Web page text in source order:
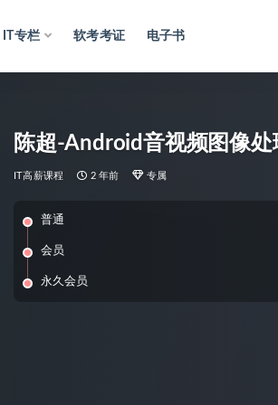
IT专栏 软考考证 电子书
陈超-Android音视频图像处
IT高薪课程 2 年前 专属
普通
会员
永久会员